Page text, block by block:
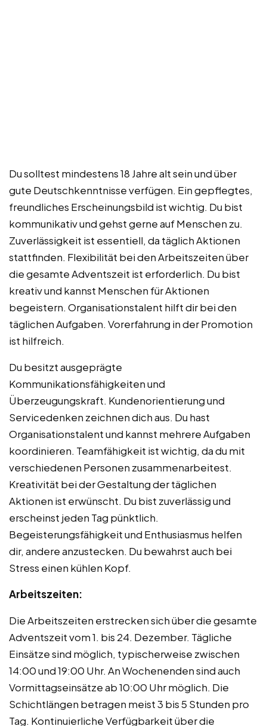
Du solltest mindestens 18 Jahre alt sein und über
gute Deutschkenntnisse verfügen. Ein gepflegtes,
freundliches Erscheinungsbild ist wichtig. Du bist
kommunikativ und gehst gerne auf Menschen zu.
Zuverlässigkeit ist essentiell, da täglich Aktionen
stattfinden. Flexibilität bei den Arbeitszeiten über
die gesamte Adventszeit ist erforderlich. Du bist
kreativ und kannst Menschen für Aktionen
begeistern. Organisationstalent hilft dir bei den
täglichen Aufgaben. Vorerfahrung in der Promotion
ist hilfreich.
Du besitzt ausgeprägte
Kommunikationsfähigkeiten und
Überzeugungskraft. Kundenorientierung und
Servicedenken zeichnen dich aus. Du hast
Organisationstalent und kannst mehrere Aufgaben
koordinieren. Teamfähigkeit ist wichtig, da du mit
verschiedenen Personen zusammenarbeitest.
Kreativität bei der Gestaltung der täglichen
Aktionen ist erwünscht. Du bist zuverlässig und
erscheinst jeden Tag pünktlich.
Begeisterungsfähigkeit und Enthusiasmus helfen
dir, andere anzustecken. Du bewahrst auch bei
Stress einen kühlen Kopf.
Arbeitszeiten:
Die Arbeitszeiten erstrecken sich über die gesamte
Adventszeit vom 1. bis 24. Dezember. Tägliche
Einsätze sind möglich, typischerweise zwischen
14:00 und 19:00 Uhr. An Wochenenden sind auch
Vormittagseinsätze ab 10:00 Uhr möglich. Die
Schichtlängen betragen meist 3 bis 5 Stunden pro
Tag. Kontinuierliche Verfügbarkeit über die